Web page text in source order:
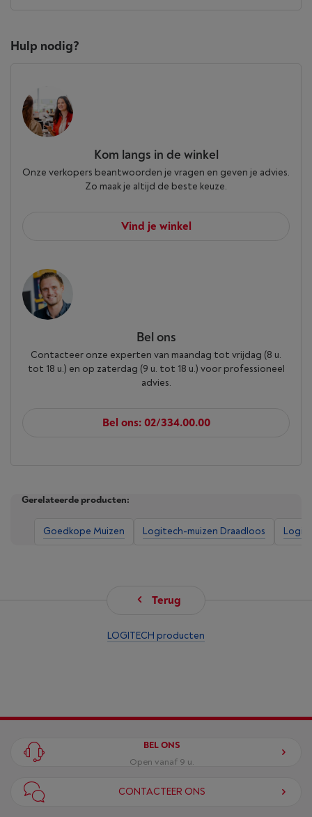
Hulp nodig?
Kom langs in de winkel
Onze verkopers beantwoorden je vragen en geven je advies.
Zo maak je altijd de beste keuze.
Vind je winkel
Bel ons
Contacteer onze experten van maandag tot vrijdag (8 u.
tot 18 u.) en op zaterdag (9 u. tot 18 u.) voor professioneel
advies.
Bel ons: 02/334.00.00
Gerelateerde producten:
Goedkope Muizen Logitech-muizen Draadloos
Terug
LOGITECH producten
BEL ONS
Open vanaf 9 u.
CONTACTEER ONS